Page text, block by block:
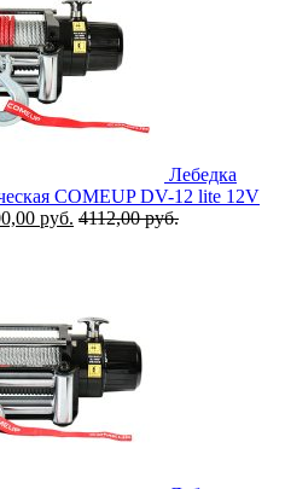
Лебедка
COMEUP DV-12 lite 12V
руб. 4112,00руб.